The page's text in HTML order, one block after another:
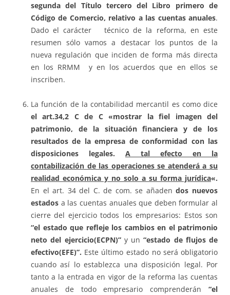
segunda del Título tercero del Libro primero de
Código de Comercio, relativo a las cuentas anuales.
Dado el carácter técnico de la reforma, en este
resumen sólo vamos a destacar los puntos de la
nueva regulación que inciden de forma más directa
en los RRMM y en los acuerdos que en ellos se
inscriben.
La función de la contabilidad mercantil es como dice
el art.34,2 C de C «mostrar la fiel imagen del
patrimonio, de la situación financiera y de los
resultados de la empresa de conformidad con las
disposiciones legales. A tal efecto en la
contabilización de las operaciones se atenderá a su
realidad económica y no solo a su forma jurídica«.
En el art. 34 del C. de com. se añadendos nuevos
estados a las cuentas anuales que deben formular al
cierre del ejercicio todos los empresarios: Estos son
“el estado que refleje los cambios en el patrimonio
neto del ejercicio(ECPN)”y un“estado de flujos de
efectivo(EFE)”. Este último estado no será obligatorio
cuando así lo establezca una disposición legal. Por
tanto a la entrada en vigor de la reforma las cuentas
anuales de todo empresario comprenderán “el